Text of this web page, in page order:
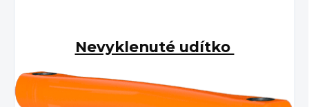
Nevyklenuté udítko